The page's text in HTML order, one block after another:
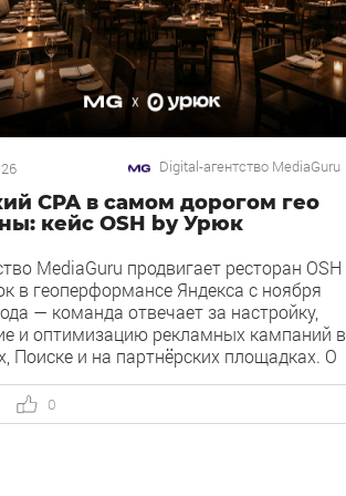
Digital-агентство MediaGuru
CPA в самом дорогом гео
кейс OSH by Урюк
MediaGuru продвигает ресторан OSH
в геоперформансе Яндекса с ноября
— команда отвечает за настройку,
и оптимизацию рекламных кампаний в
Поиске и на партнёрских площадках. О
в конце 2025 года и объединивший
дубайского OSH с сетью «Урюк».
0